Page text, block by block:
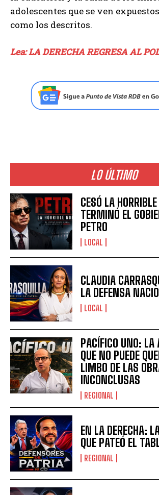
adolescentes que se ven
como los descritos.
Lea: LA DERECHA REGRESA AL
LO ÚLTIMO
CESÓ LA
TERMINÓ EL
PETRO
LOCAL
CLAUDIA
LA DEFENSA
LOCAL
PACÍFICO UNO: LA
QUE NO PUEDE
LIMBO DE LAS
INCONCLUSAS
REGIONAL
EN LA DERECHA:
QUE PATEÓ EL
REGIONAL